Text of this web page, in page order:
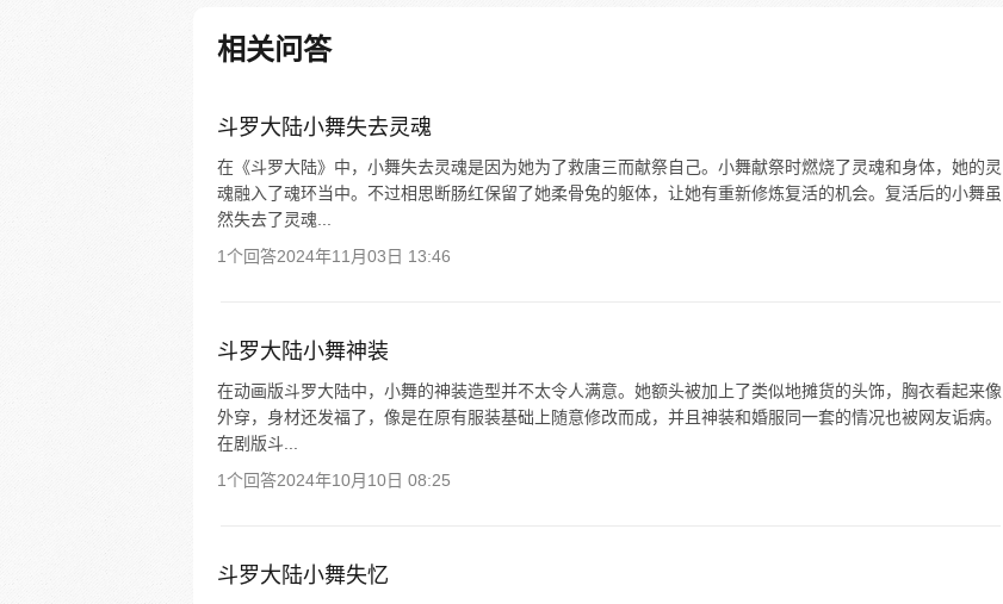
一个婴儿，一个和人类一模一样的孩
子；与此同时，联邦研究所正在解冻一
海滨被人发现
相关问答
斗罗大陆小舞失去灵魂
在《斗罗大陆》中，小舞失去灵魂是因为她为了救唐三而献祭自己。小舞献祭时燃烧了灵魂和身体，她的灵
魂融入了魂环当中。不过相思断肠红保留了她柔骨兔的躯体，让她有重新修炼复活的机会。复活后的小舞虽
然失去了灵魂...
1个回答2024年11月03日 13:46
斗罗大陆小舞神装
在动画版斗罗大陆中，小舞的神装造型并不太令人满意。她额头被加上了类似地摊货的头饰，胸衣看起来像
外穿，身材还发福了，像是在原有服装基础上随意修改而成，并且神装和婚服同一套的情况也被网友诟病。
在剧版斗...
1个回答2024年10月10日 08:25
斗罗大陆小舞失忆